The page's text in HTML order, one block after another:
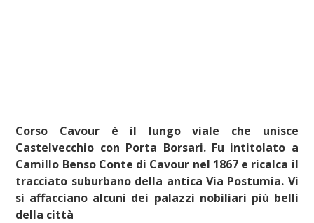
Corso Cavour è il lungo viale che unisce
Castelvecchio con Porta Borsari. Fu intitolato a
Camillo Benso Conte di Cavour nel 1867 e ricalca il
tracciato suburbano della antica Via Postumia. Vi
si affacciano alcuni dei palazzi nobiliari più belli
della città